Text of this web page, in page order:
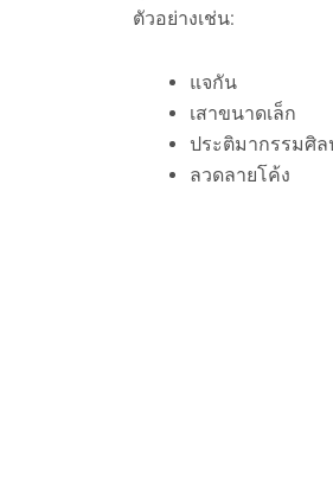
ตัวอย่างเช่น:
แจกัน
เสาขนาดเล็ก
ประติมากรรมศิล
ลวดลายโค้ง